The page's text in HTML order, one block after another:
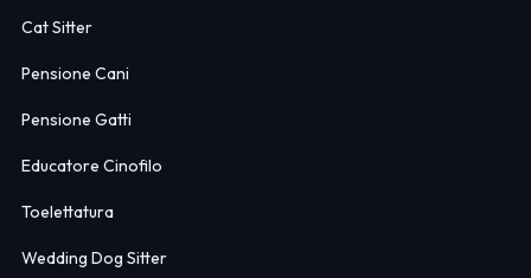
Cat Sitter
Pensione Cani
Pensione Gatti
Educatore Cinofilo
Toelettatura
Wedding Dog Sitter